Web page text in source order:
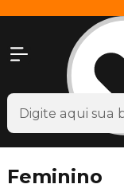
Feminino